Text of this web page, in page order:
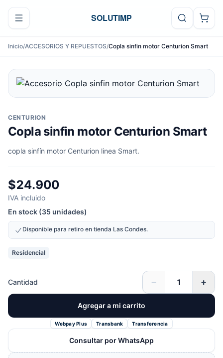
Ir al contenido
SOLUTIMP
Inicio/ACCESORIOS Y REPUESTOS/Copla sinfin motor Centurion Smart
CENTURION
Copla sinfin motor Centurion Smart
copla sinfín motor Centurion linea Smart.
$24.900
IVA incluido
En stock (35 unidades)
Disponible para retiro en tienda Las Condes.
Residencial
Cantidad − +
Agregar a mi carrito
Webpay Plus Transbank Transferencia
Consultar por WhatsApp